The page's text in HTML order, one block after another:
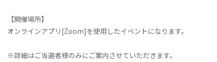
【開催場所】
オンラインアプリ[Zoom]を使用したイベントになります。
※詳細はご当選者様のみにご案内させていただきます。